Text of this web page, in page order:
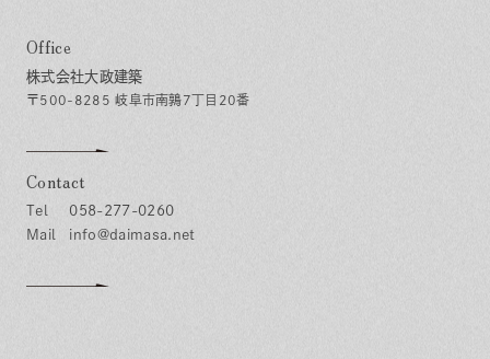
Office
株式会社大政建築
〒500-8285 岐阜市南鶉7丁目20番
Contact
058-277-0260
info@daimasa.net